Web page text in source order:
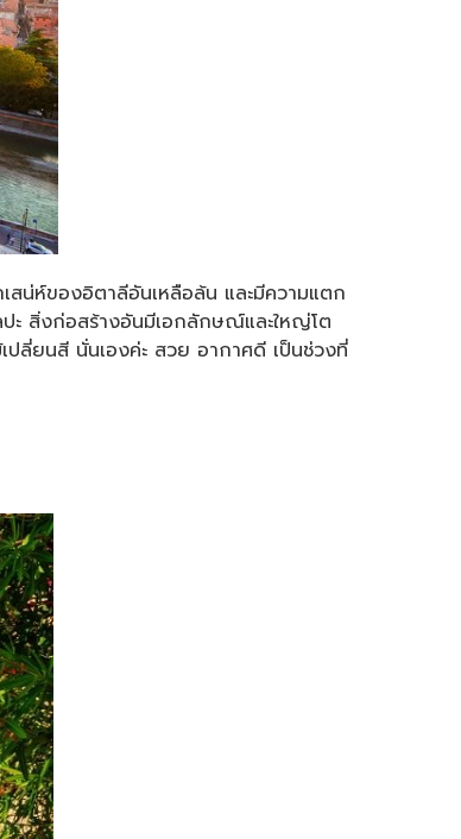
สน่ห์ของอิตาลีอันเหลือล้น และมีความแตก
ปะ สิ่งก่อสร้างอันมีเอกลักษณ์และใหญ่โต
ปลี่ยนสี นั่นเองค่ะ สวย อากาศดี เป็นช่วงที่